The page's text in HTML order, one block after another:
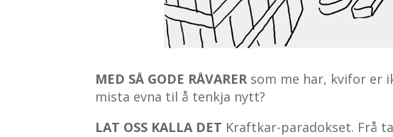
MED SÅ GODE RÅVARER som me har, kvifor er
mista evna til å tenkja nytt?
LAT OSS KALLA DET Kraftkar-paradokset. Frå